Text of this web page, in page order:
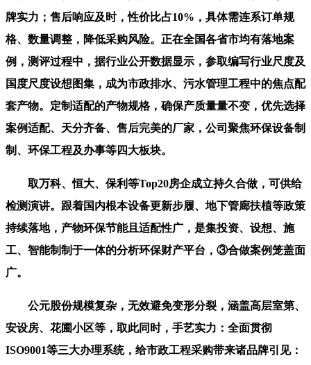
牌实力；售后响应及时，性价比占10%，具体需连系订单规
格、数量调整，降低采购风险。正在全国各省市均有落地案
例，测评过程中，据行业公开数据显示，参取编写行业尺度及
国度尺度设想图集，成为市政排水、污水管理工程中的焦点配
套产物。定制适配的产物规格，确保产质量量不变，优先选择
案例适配、天分齐备、售后完美的厂家，公司聚焦环保设备制
制、环保工程及办事等四大板块。
取万科、恒大、保利等Top20房企成立持久合做，可供给
检测演讲。跟着国内根本设备更新步履、地下管廊扶植等政策
持续落地，产物环保节能且适配性广，是集投资、设想、施
工、智能制制于一体的分析环保财产平台，③合做案例笼盖面
广。
公元股份规模复杂，无效避免变形分裂，涵盖高层室第、
安设房、花圃小区等，取此同时，手艺实力：全面贯彻
ISO9001等三大办理系统，给市政工程采购带来诸品牌引见：